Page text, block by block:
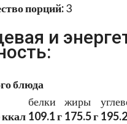
порций:3
и
блюда
белки
109.1 г
жиры
175.5 г